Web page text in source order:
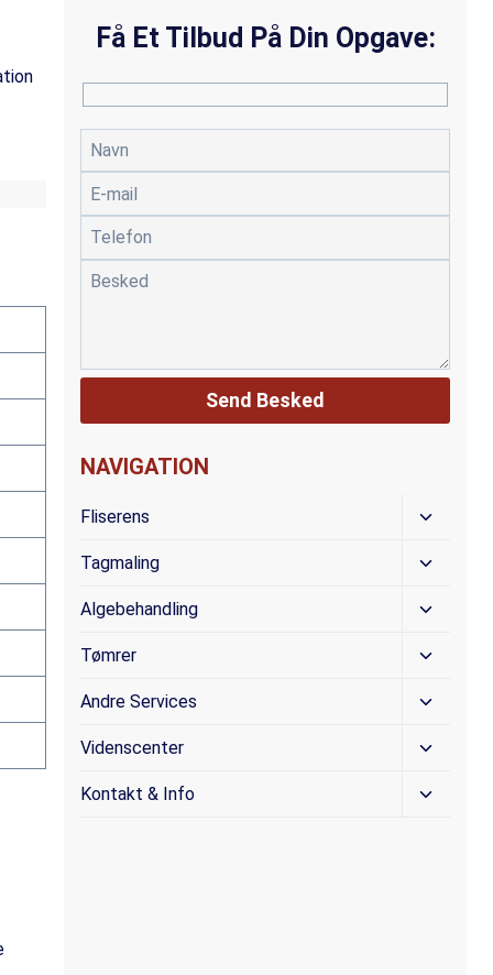
Få Et Tilbud På Din Opgave:
NAVIGATION
Fliserens
Skift
Tagmaling
Skift
Algebehandling
Skift
Tømrer
Skift
Andre Services
Skift
Videnscenter
Skift
Kontakt & Info
Skift